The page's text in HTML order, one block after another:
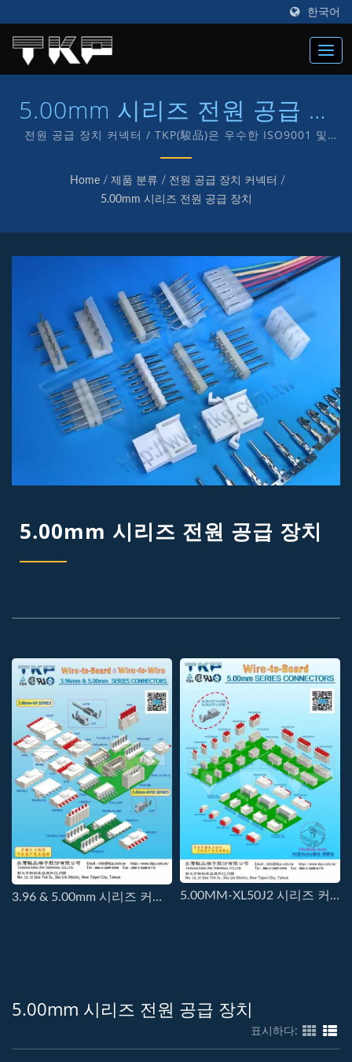
한국어
5.00mm 시리즈 전원 공급 장
치
전원 공급 장치 커넥터 / TKP(駿品)은 우수한 ISO9001 및
IATF16949 커넥터 제조업체로 1987년에 설립되었으며, 전자
및 컴퓨터용 다양한 종류의 커넥터 제조에 "TKP" 자체 브랜드
를 전념하고 있습니다.
Home / 제품 분류 / 전원 공급 장치 커넥터 /
5.00mm 시리즈 전원 공급 장치
5.00mm 시리즈 전원 공급 장치
3.96 & 5.00mm 시리즈 커넥터 5.00MM-XL50J2 시리즈 커넥터
5.00mm 시리즈 전원 공급 장치
표시하다: